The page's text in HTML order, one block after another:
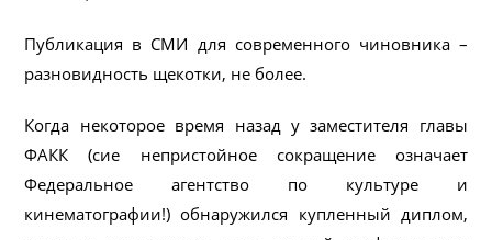
Публикация в СМИ для современного чиновника –
разновидность щекотки, не более.
Когда некоторое время назад у заместителя главы
ФАКК (сие непристойное сокращение означает
Федеральное агентство по культуре и
кинематографии!) обнаружился купленный диплом,